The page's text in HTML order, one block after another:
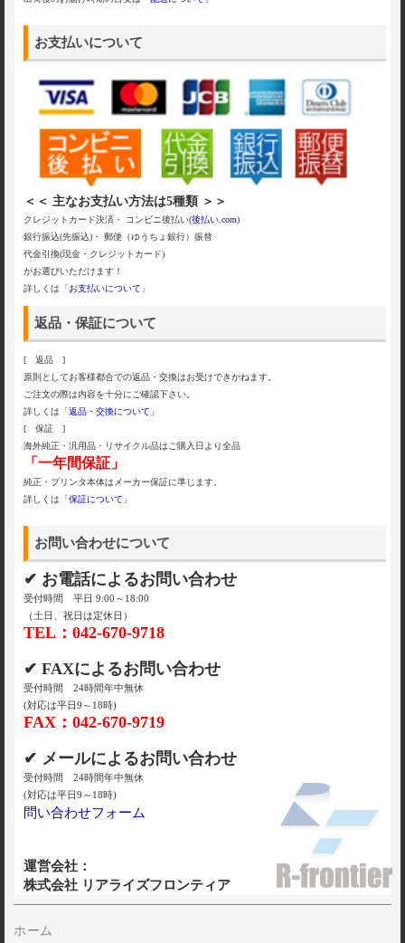
お支払いについて
＜＜ 主なお支払い方法は5種類 ＞＞
クレジットカード決済・ コンビニ後払い(後払い.com)
銀行振込(先振込)・ 郵便（ゆうちょ銀行）振替
代金引換(現金・クレジットカード)
がお選びいただけます！
詳しくは「お支払いについて 」
返品・保証について
[ 返品 ]
原則としてお客様都合での返品・交換はお受けできかねます。
ご注文の際は内容を十分にご確認下さい。
詳しくは「返品・交換について 」
[ 保証 ]
海外純正・汎用品・リサイクル品はご購入日より全品
「一年間保証」
純正・プリンタ本体はメーカー保証に準じます。
詳しくは「保証について 」
お問い合わせについて
✔ お電話によるお問い合わせ
受付時間 平日 9:00～18:00
（土日、祝日は定休日）
TEL：042-670-9718
✔ FAXによるお問い合わせ
受付時間 24時間年中無休
(対応は平日9～18時)
FAX：042-670-9719
✔ メールによるお問い合わせ
受付時間 24時間年中無休
(対応は平日9～18時)
問い合わせフォーム
運営会社：
株式会社 リアライズフロンティア
ホーム